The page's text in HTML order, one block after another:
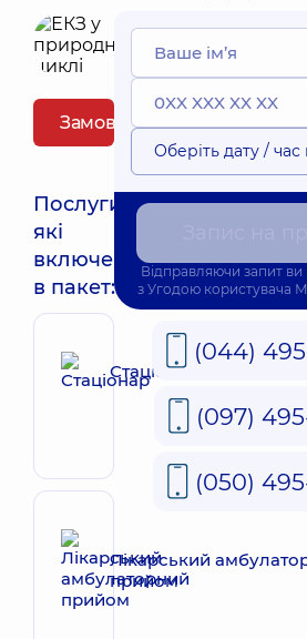
Замовити пакет
Послуги,
які
включені
в пакет:
Стаціонар
Лікарський
прийом
Оберіть дату / час
Відправляючи запит
з Угодою користувача
(044)
(097)
(050)